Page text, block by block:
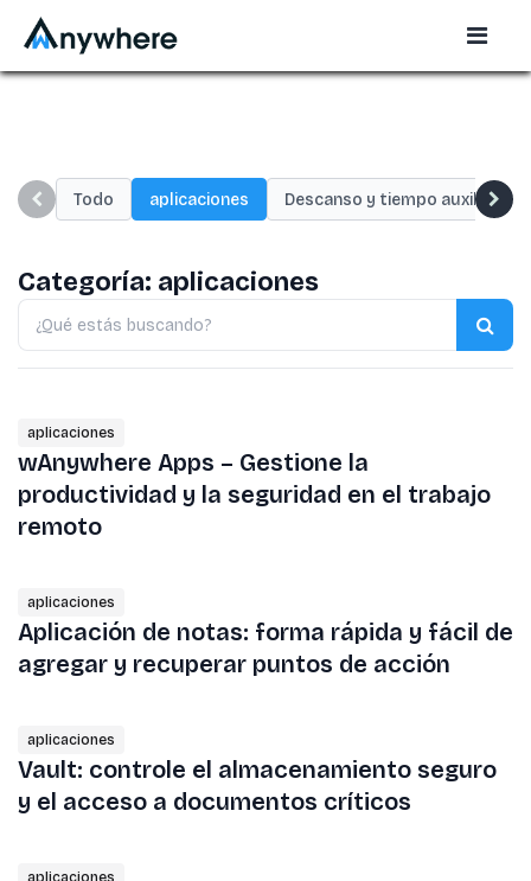
Todo aplicaciones Descanso y tiempo auxiliar
Categoría: aplicaciones
Buscar
blogs
aplicaciones
wAnywhere Apps – Gestione la
productividad y la seguridad en el trabajo
remoto
aplicaciones
Aplicación de notas: forma rápida y fácil de
agregar y recuperar puntos de acción
aplicaciones
Vault: controle el almacenamiento seguro
y el acceso a documentos críticos
aplicaciones